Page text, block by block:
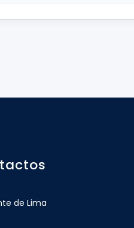
de Lima